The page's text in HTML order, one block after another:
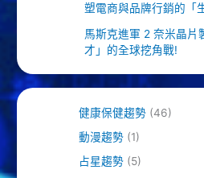
塑電商與品牌行銷的「
馬斯克進軍 2 奈米晶片
才」的全球挖角戰!
健康保健趨勢(46)
動漫趨勢(1)
占星趨勢(5)